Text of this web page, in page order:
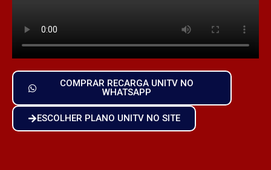
COMPRAR RECARGA UNITV NO
WHATSAPP
ESCOLHER PLANO UNITV NO SITE